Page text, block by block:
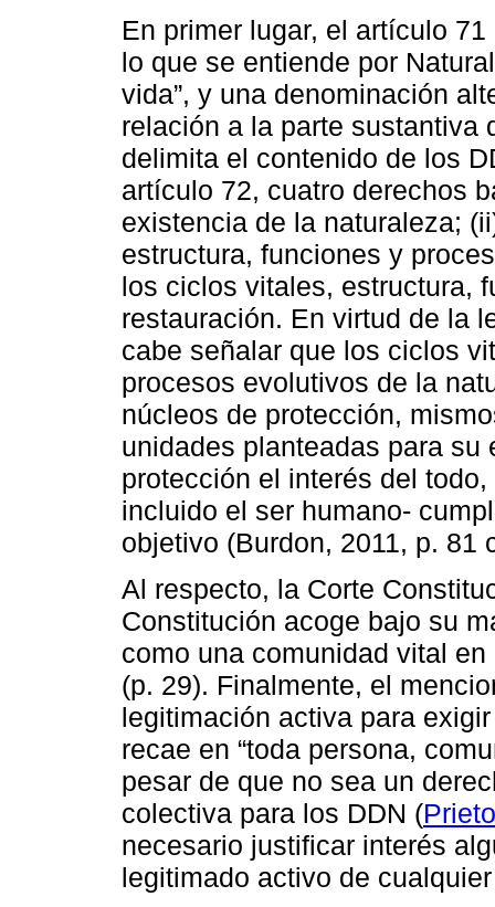
En primer lugar, el artículo
lo que se entiende por
vida”, y una denominación
relación a la parte sustantiva
delimita el contenido de los
artículo 72, cuatro derechos
existencia de la naturaleza;
estructura, funciones y
los ciclos vitales, estructura,
restauración. En virtud de la
cabe señalar que los ciclos
procesos evolutivos de la
núcleos de protección,
unidades planteadas para
protección el interés del
incluido el ser humano-
objetivo (Burdon, 2011, p. 81
Al respecto, la Corte
Constitución acoge bajo su
como una comunidad vital
(p. 29). Finalmente, el
legitimación activa para
recae en “toda persona,
pesar de que no sea un
colectiva para los DDN (
necesario justificar interés
legitimado activo de